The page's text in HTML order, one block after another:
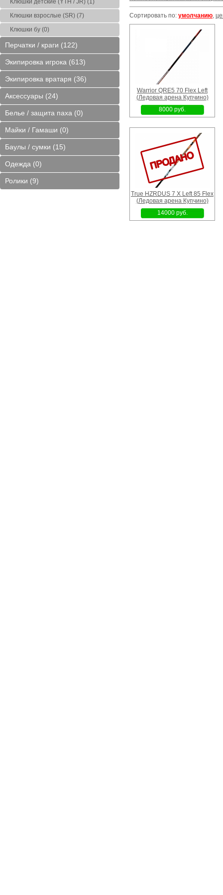
8" Mad Gay (Ледовая
арена Купчино)
1800 руб.
11,5 Bauer X90 (Блохина)
арена
5500
Warrior QRE5 70 Flex Left
8000 руб.
14" CCM FT6 Pro (Блохина)
14500 руб.
10" Flame
Клюшки детские (YTH / JR) (1)
Клюшки взрослые (SR) (7)
Клюшки бу (0)
Перчатки / краги (122)
Экипировка игрока (613)
Экипировка вратаря (36)
Аксессуары (24)
Белье / защита паха (0)
Майки / Гамаши (0)
Баулы / сумки (15)
Одежда (0)
Ролики (9)
Сортировать по: умолчанию,
Warrior QRE5 70 Flex Left
(Ледовая арена Купчино)
8000 руб.
True HZRDUS 7 X Left 85 Flex
(Ледовая арена Купчино)
14000 руб.